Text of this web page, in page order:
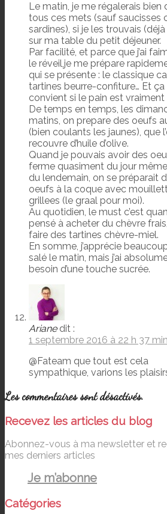
Le matin, je me régalerais bien
tous ces mets (sauf saucisses
sardines), si je les trouvais
sur ma table du petit déjeuner.
Par facilité, et parce que j’ai
le réveil,je me prépare
qui se présente : le classique
tartines beurre-confiture… Et ça
convient si le pain est vraiment
De temps en temps, les
matins, on prepare des oeufs
(bien coulants les jaunes), que
recouvre d’huile d’olive.
Quand je pouvais avoir des
ferme quasiment du jour
du lendemain, on se préparait
oeufs à la coque avec
grillees (le graal pour moi).
Au quotidien, le must c’est
pensé à acheter du chèvre
faire des tartines chèvre-miel.
En somme, j’apprécie
salé le matin, mais j’ai
besoin d’une touche sucrée.
Ariane dit :
1 septembre 2016 à 22 h 37 min
@Fateam que tout est cela
sympathique, varions les
Les commentaires sont désactivés.
Recevez les articles du blog
Abonnez-vous à ma newsletter et
mes derniers articles
Je m’abonne
Catégories